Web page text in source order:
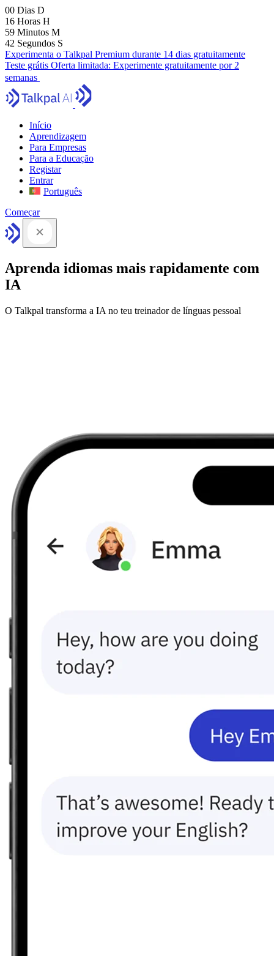
00 Dias D
16 Horas H
59 Minutos M
41 Segundos S
Experimenta o Talkpal Premium durante 14 dias gratuitamente
Teste grátis Oferta limitada: Experimente gratuitamente por 2
semanas
Início
Aprendizagem
Para Empresas
Para a Educação
Registar
Entrar
Português
Começar
Aprenda idiomas mais rapidamente com
IA
O Talkpal transforma a IA no teu treinador de línguas pessoal